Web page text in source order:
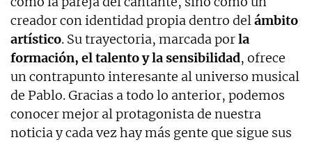
creador con identidad propia dentro delámbito
artístico. Su trayectoria, marcada porla
formación, el talento y la sensibilidad, ofrece
un contrapunto interesante al universo musical
de Pablo. Gracias a todo lo anterior, podemos
conocer mejor al protagonista de nuestra
noticia y cada vez hay más gente que sigue sus